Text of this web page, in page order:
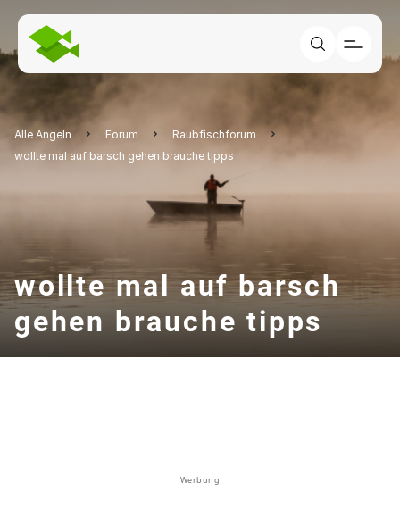
Alle Angeln Forum
Raubfischforum
wollte mal auf barsch gehen brauche tipps
wollte mal auf barsch
gehen brauche tipps
Werbung